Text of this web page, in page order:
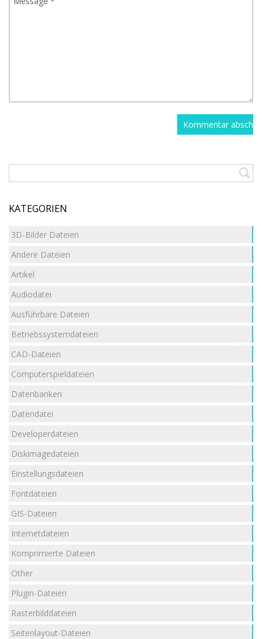
KATEGORIEN
3D-Bilder Dateien
Andere Dateien
Artikel
Audiodatei
Ausführbare Dateien
Betriebssystemdateien
CAD-Dateien
Computerspieldateien
Datenbanken
Datendatei
Developerdateien
Diskimagedateien
Einstellungsdateien
Fontdateien
GIS-Dateien
Internetdateien
Komprimierte Dateien
Other
Plugin-Dateien
Rasterbilddateien
Seitenlayout-Dateien